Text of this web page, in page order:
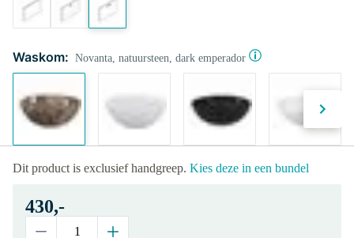
Waskom: Novanta, natuursteen, dark emperador
Dit product is exclusief handgreep. Kies deze in een bundel
430,-